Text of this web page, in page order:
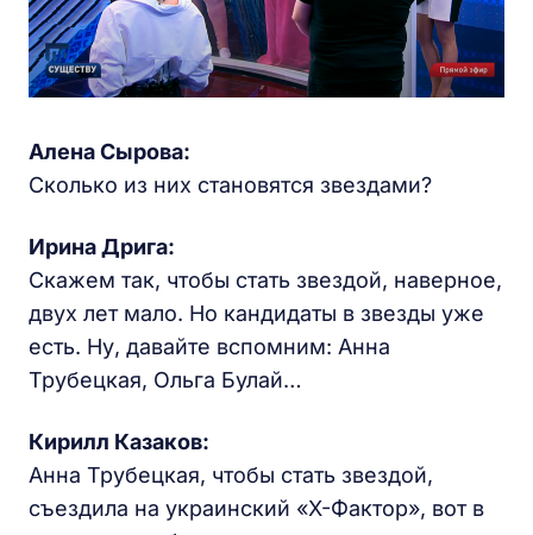
Алена Сырова:
Сколько из них становятся звездами?
Ирина Дрига:
Скажем так, чтобы стать звездой, наверное,
двух лет мало. Но кандидаты в звезды уже
есть. Ну, давайте вспомним: Анна
Трубецкая, Ольга Булай…
Кирилл Казаков:
Анна Трубецкая, чтобы стать звездой,
съездила на украинский «X-Фактор», вот в